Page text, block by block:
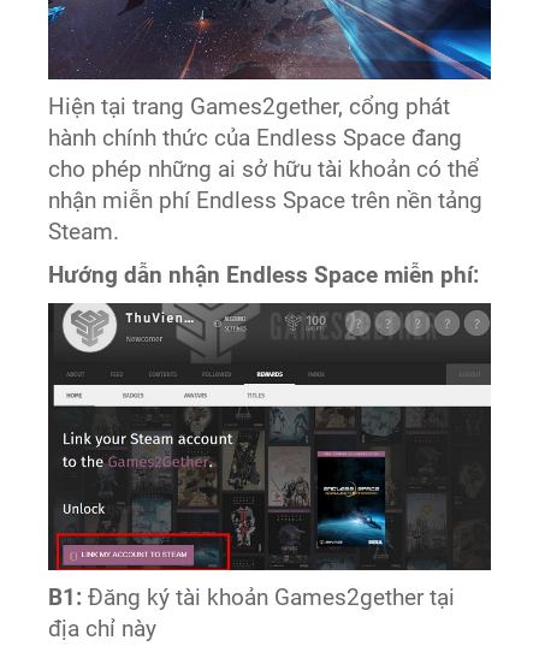
Hiện tại trang Games2gether, cổng phát
hành chính thức của Endless Space đang
cho phép những ai sở hữu tài khoản có thể
nhận miễn phí Endless Space trên nền tảng
Steam.
Hướng dẫn nhận Endless Space miễn phí:​
B1: Đăng ký tài khoản Games2gether tại
địa chỉ này